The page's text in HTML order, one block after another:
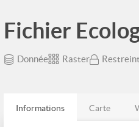
Fichier
Donnée Raster Restreint
Informations Carte